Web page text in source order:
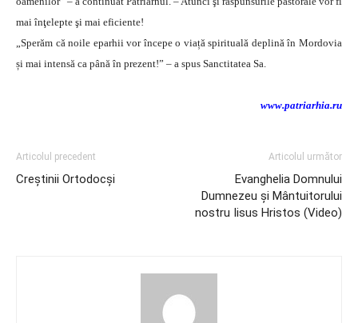
mai înţelepte şi mai eficiente!
„Sperăm că noile eparhii vor începe o viață spirituală deplină în Mordovia
și mai intensă ca până în prezent!” – a spus Sanctitatea Sa.
www.patriarhia.ru
Articolul precedent
Creștinii Ortodocși
Articolul următor
Evanghelia Domnului
Dumnezeu și Mântuitorului
nostru Iisus Hristos (Video)